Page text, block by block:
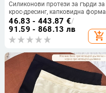
Силиконови протези за гърди за
крос-дресинг, капковидна форма
46.83 - 443.87 €/
91.59 - 868.13 лв
add_shopping_cart